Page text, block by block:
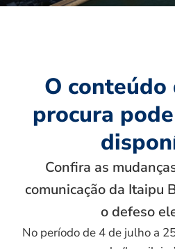
O conteúdo
procura
Confira as
comunicação da Itaipu
o defeso
No período de 4 de julho a